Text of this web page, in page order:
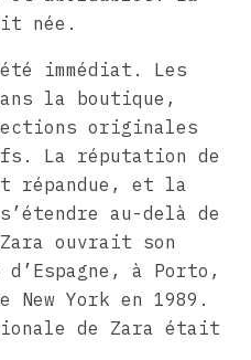
née.
immédiat. Les
la boutique,
originales
La réputation de
répandue, et la
s’étendre au-delà de
ouvrait son
à Porto,
York en 1989.
de Zara était